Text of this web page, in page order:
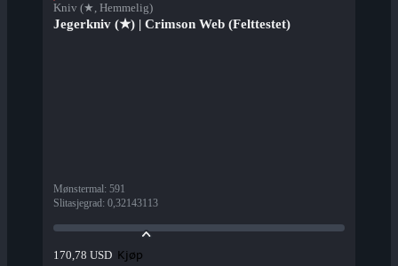
Kniv (★, Hemmelig)
Jegerkniv (★) | Crimson Web (Felttestet)
Mønstermal: 591
Slitasjegrad: 0,32143113
170,78 USD Kjøp